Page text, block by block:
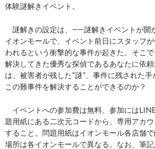
体験謎解きイベント。
謎解きの設定は、――謎解きイベントが開
イオンモールで、イベント前日にスタッフ
われるという衝撃的な事件が起きた。そこ
解決してきた優秀な探偵であるあなたに依
は、被害者が残した“謎”、事件に残された手
この難事件を解決することができるのか？
イベントへの参加費は無料、参加には
題用紙にある二次元コードから、専用アカ
すること。問題用紙はイオンモール各店舗
場所は各イオンモールで異なる。なお、筆